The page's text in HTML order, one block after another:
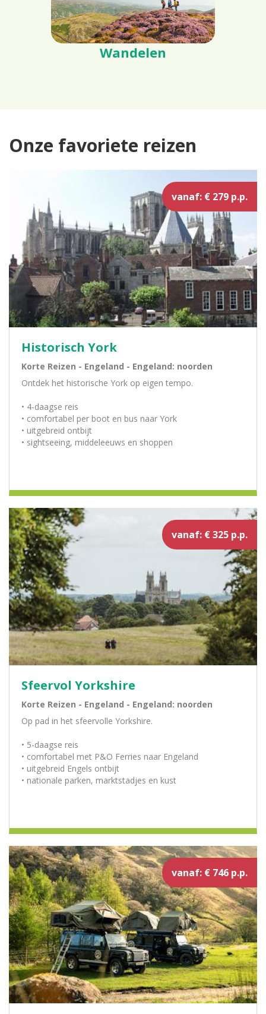
Wandelen
Onze favoriete reizen
vanaf: € 279 p.p.
Historisch York
Korte Reizen - Engeland - Engeland: noorden
Ontdek het historische York op eigen tempo.
• 4-daagse reis
• comfortabel per boot en bus naar York
• uitgebreid ontbijt
• sightseeing, middeleeuws en shoppen
vanaf: € 325 p.p.
Sfeervol Yorkshire
Korte Reizen - Engeland - Engeland: noorden
Op pad in het sfeervolle Yorkshire.
• 5-daagse reis
• comfortabel met P&O Ferries naar Engeland
• uitgebreid Engels ontbijt
• nationale parken, marktstadjes en kust
vanaf: € 746 p.p.